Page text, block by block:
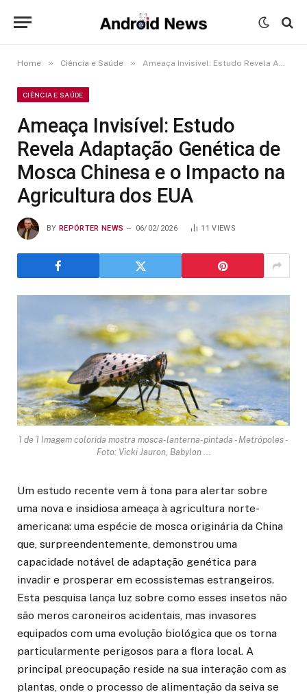
Home » Ciência e Saúde » Ameaça Invisível: Estudo Revela Adaptação Genética de Mosca Chinesa e o Impacto na Agricultura dos EUA
CIÊNCIA E SAÚDE
Ameaça Invisível: Estudo
Revela Adaptação Genética de
Mosca Chinesa e o Impacto na
Agricultura dos EUA
BY REPÓRTER NEWS 06/02/2026 11VIEWS
1 de 1 Imagem colorida mostra mosca-lanterna-pintada - Metrópoles -
Foto: Vicki Jauron, Babylon ...
Um estudo recente vem à tona para alertar sobre
uma nova e insidiosa ameaça à agricultura norte-
americana: uma espécie de mosca originária da China
que, surpreendentemente, demonstrou uma
capacidade notável de adaptação genética para
invadir e prosperar em ecossistemas estrangeiros.
Esta pesquisa lança luz sobre como esses insetos não
são meros caroneiros acidentais, mas invasores
equipados com uma evolução biológica que os torna
particularmente perigosos para a flora local. A
principal preocupação reside na sua interação com as
plantas, onde o processo de alimentação da seiva se